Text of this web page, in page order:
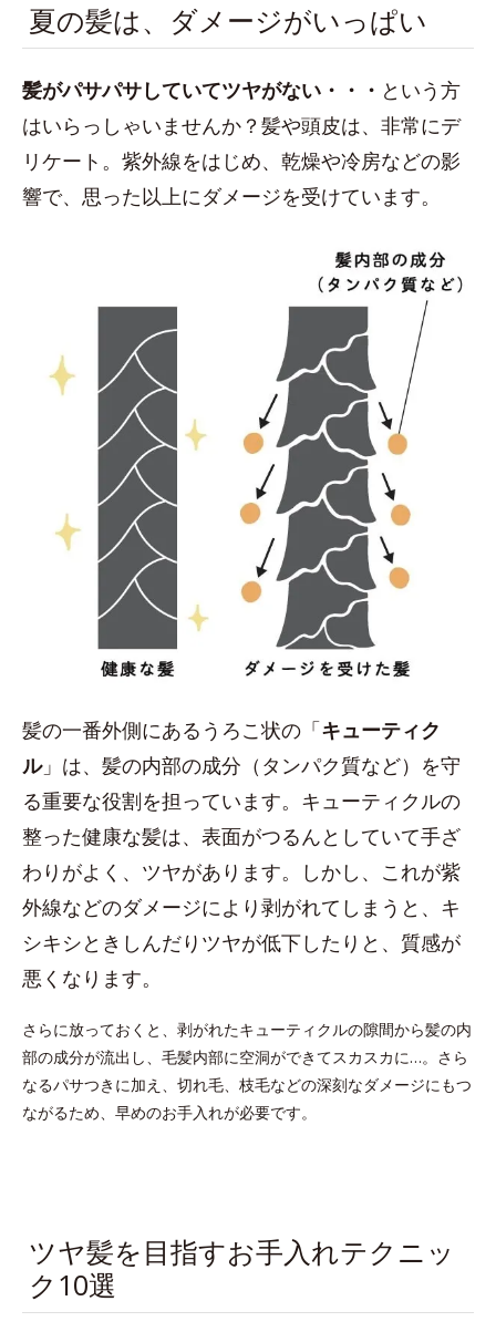
夏の髪は、ダメージがいっぱい
髪がパサパサしていてツヤがない・・ ・ という方
はいらっしゃいませんか？髪や頭皮は、非常にデ
リケート。紫外線をはじめ、乾燥や冷房などの影
響で、思った以上にダメージを受けています。
髪の一番外側にあるうろこ状の「キューティク
ル」は、髪の内部の成分（タンパク質など）を守
る重要な役割を担っています。キューティクルの
整った健康な髪は、表面がつるんとしていて手ざ
わりがよく、ツヤがあります。しかし、これが紫
外線などのダメージにより剥がれてしまうと、キ
シキシときしんだりツヤが低下したりと、質感が
悪くなります。
さらに放っておくと、剥がれたキューティクルの隙間から髪の内
部の成分が流出し、毛髪内部に空洞ができてスカスカに…。さら
なるパサつきに加え、切れ毛、枝毛などの深刻なダメージにもつ
ながるため、早めのお手入れが必要です。
ツヤ髪を目指すお手入れテクニッ
ク10選